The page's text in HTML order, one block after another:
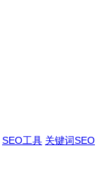
SEO工具 关键词SEO